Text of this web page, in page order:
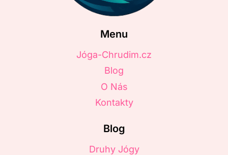
Menu
Jóga-Chrudim.cz
Blog
O Nás
Kontakty
Blog
Druhy Jógy